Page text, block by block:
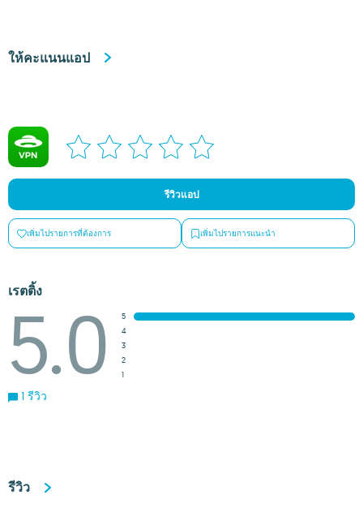
ให้คะแนนแอป
รีวิวแอป
เพิ่มไปรายการที่ต้องการ เพิ่มไปรายการแนะนำ
เรตติ้ง
5.0
5
4
3
2
1
1 รีวิว
รีวิว